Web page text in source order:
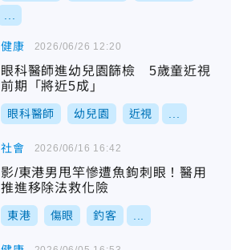
健康
眼科醫師進幼兒園篩檢 5歲童近視
前期「將近5成」
眼科醫師 幼兒園 近視
2026/06/26 12:20
社會
影/東港男甩竿慘遭魚鉤刺眼！醫用
推進移除法救化險
東港 傷眼 釣客
2026/06/16 16:42